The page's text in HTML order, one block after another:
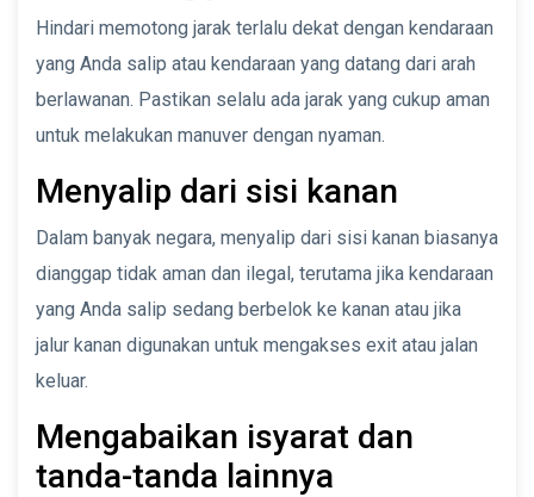
Hindari memotong jarak terlalu dekat dengan kendaraan
yang Anda salip atau kendaraan yang datang dari arah
berlawanan. Pastikan selalu ada jarak yang cukup aman
untuk melakukan manuver dengan nyaman.
Menyalip dari sisi kanan
Dalam banyak negara, menyalip dari sisi kanan biasanya
dianggap tidak aman dan ilegal, terutama jika kendaraan
yang Anda salip sedang berbelok ke kanan atau jika
jalur kanan digunakan untuk mengakses exit atau jalan
keluar.
Mengabaikan isyarat dan
tanda-tanda lainnya